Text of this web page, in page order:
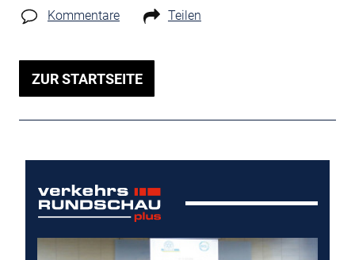
Kommentare Teilen
ZUR STARTSEITE